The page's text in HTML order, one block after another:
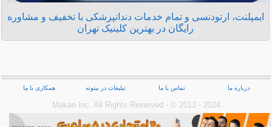
ایمپلنت، ارتودنسی و تمام خدمات دندانپزشکی با تخفیف و مشاوره
رایگان در بهترین کلینیک تهران
درباره ما تماس با ما تبلیغات در بیتوته همکاری با ما
Makan Inc.‎ All Rights Reserved - © 2013 - 2024